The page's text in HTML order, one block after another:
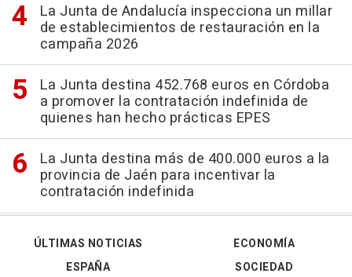
La Junta de Andalucía inspecciona un millar
de establecimientos de restauración en la
campaña 2026
La Junta destina 452.768 euros en Córdoba
a promover la contratación indefinida de
quienes han hecho prácticas EPES
La Junta destina más de 400.000 euros a la
provincia de Jaén para incentivar la
contratación indefinida
ÚLTIMAS NOTICIAS
ESPAÑA
ECONOMÍA
SOCIEDAD